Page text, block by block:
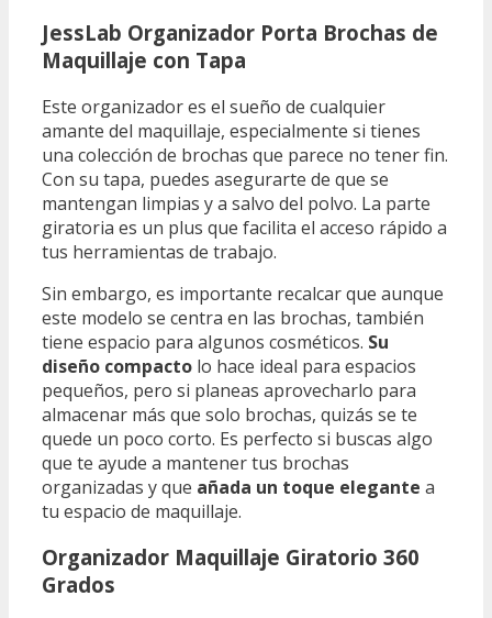
JessLab Organizador Porta Brochas de
Maquillaje con Tapa
Este organizador es el sueño de cualquier
amante del maquillaje, especialmente si tienes
una colección de brochas que parece no tener fin.
Con su tapa, puedes asegurarte de que se
mantengan limpias y a salvo del polvo. La parte
giratoria es un plus que facilita el acceso rápido a
tus herramientas de trabajo.
Sin embargo, es importante recalcar que aunque
este modelo se centra en las brochas, también
tiene espacio para algunos cosméticos. Su
diseño compacto lo hace ideal para espacios
pequeños, pero si planeas aprovecharlo para
almacenar más que solo brochas, quizás se te
quede un poco corto. Es perfecto si buscas algo
que te ayude a mantener tus brochas
organizadas y que añada un toque elegante a
tu espacio de maquillaje.
Organizador Maquillaje Giratorio 360
Grados